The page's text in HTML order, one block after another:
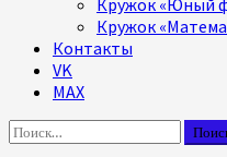
Кружок «Юный
Кружок
Контакты
VK
MAX
Найти: